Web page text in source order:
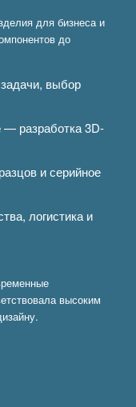
для бизнеса и
до
выбор
— разработка 3D-
и серийное
логистика и
высоким